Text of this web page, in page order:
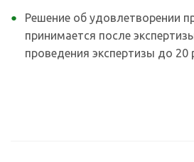
Решение об удовлетворении
принимается после
проведения экспертизы до 20